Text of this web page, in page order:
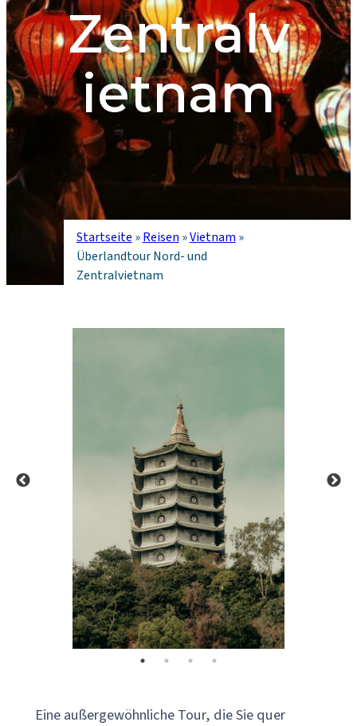
Zentralv
ietnam
Startseite »Reisen »Vietnam »
Überlandtour Nord- und
Zentralvietnam
Eine außergewöhnliche Tour, die Sie quer